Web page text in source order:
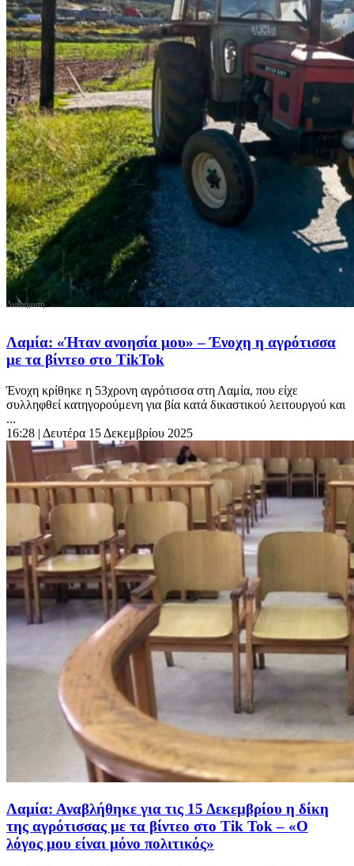
Λαμία: «Ήταν ανοησία μου» – Ένοχη η αγρότισσα
με τα βίντεο στο TikTok
Ένοχη κρίθηκε η 53χρονη αγρότισσα στη Λαμία, που είχε
συλληφθεί κατηγορούμενη για βία κατά δικαστικού λειτουργού και
...
16:28 | Δευτέρα 15 Δεκεμβρίου 2025
Λαμία: Αναβλήθηκε για τις 15 Δεκεμβρίου η δίκη
της αγρότισσας με τα βίντεο στο Tik Tok – «Ο
λόγος μου είναι μόνο πολιτικός»